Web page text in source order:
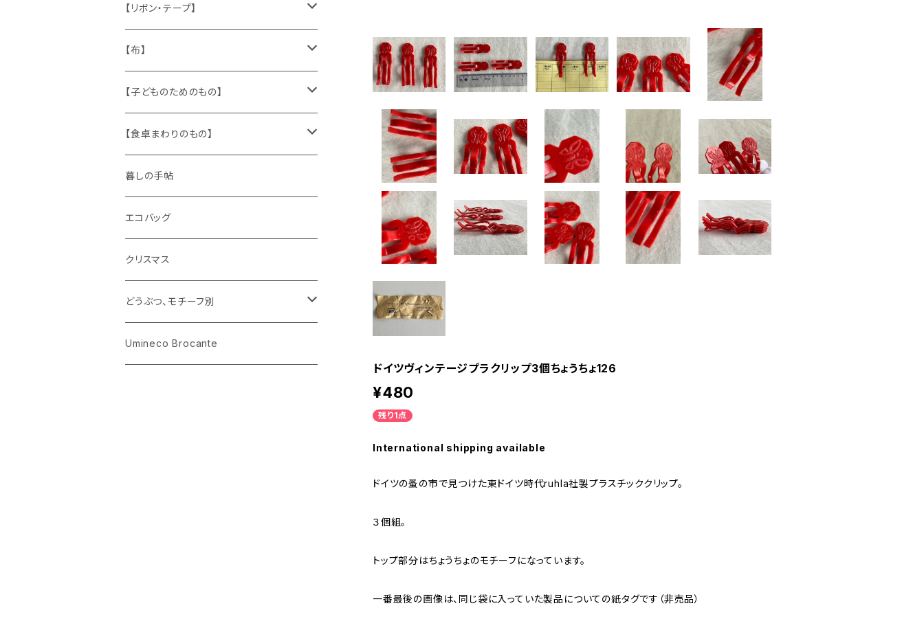
ドイツヴィンテージプラクリップ3個ちょうちょ126
¥480
残り1点
International shipping available
ドイツの蚤の市で見つけた東ドイツ時代ruhla社製プラスチッククリップ。
３個組。
トップ部分はちょうちょのモチーフになっています。
一番最後の画像は、同じ袋に入っていた製品についての紙タグです（非売品）
キャラクター
ピノキオ
メタル製品
缶、箱
陶磁器
文房具
木製品
ミニチュア、ドールハウス
シール、ステッカー、クロモス
袋、箱、ナプキン、コースター
パズル、ゲーム
古本、古雑誌、古えほん
古レコード
古せっけん
ラッピングペーパー、壁紙
スタンプ
文房具
貝
メタル
ガラス
プラスチック
紙
【リボン・テープ】
チロルテープ・イニシャルテープ
トリム
ワッペン
【布】
キッチンクロス、ナプキン
ニット
布地
【子どものためのもの】
身に着けるもの
【食卓まわりのもの】
ガラス
花びん
小物入れ
陶磁器
カップアンドソーサー
プレート
木製品
ホーロー
メタル
暮しの手帖
エコバッグ
クリスマス
どうぶつ、モチーフ別
くま、ベア
Umineco Brocante